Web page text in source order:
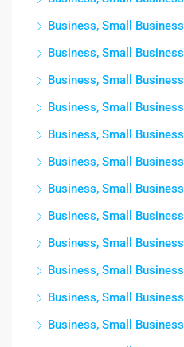
Business, Small Business
Business, Small Business
Business, Small Business
Business, Small Business
Business, Small Business
Business, Small Business
Business, Small Business
Business, Small Business
Business, Small Business
Business, Small Business
Business, Small Business
Business, Small Business